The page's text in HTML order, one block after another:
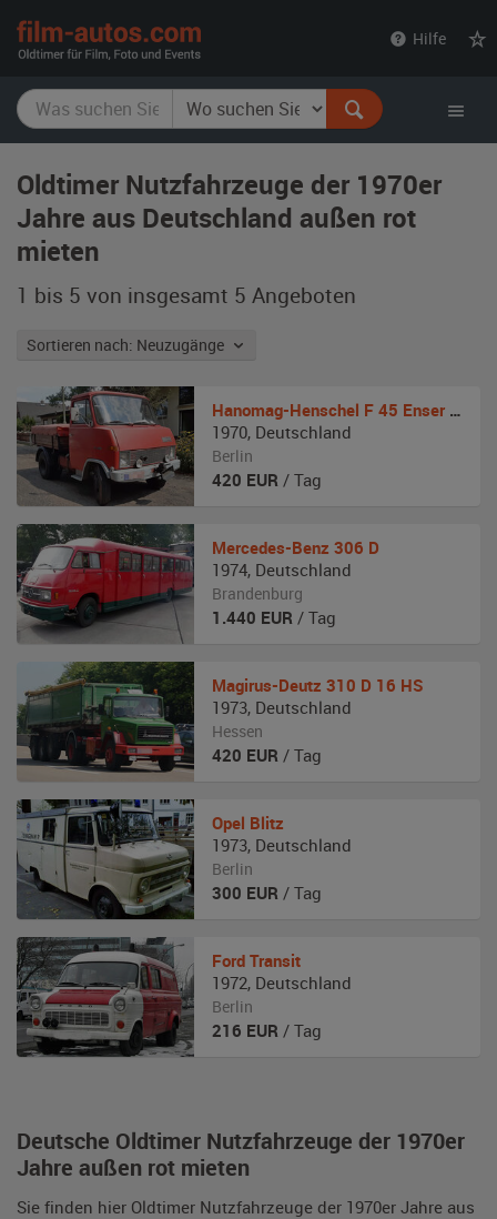
Hilfe
Oldtimer Nutzfahrzeuge der 1970er
Jahre aus Deutschland außen rot
mieten
1 bis 5 von insgesamt 5 Angeboten
Sortieren nach: Neuzugänge
Deutsche Oldtimer Nutzfahrzeuge der 1970er
Jahre außen rot mieten
Sie finden hier Oldtimer Nutzfahrzeuge der 1970er Jahre aus
Hanomag-Henschel F 45 Enser Zugmaschine
1970, Deutschland
Berlin
420 EUR / Tag
Mercedes-Benz 306 D
1974, Deutschland
Brandenburg
1.440 EUR / Tag
Magirus-Deutz 310 D 16 HS
1973, Deutschland
Hessen
420 EUR / Tag
Opel Blitz
1973, Deutschland
Berlin
300 EUR / Tag
Ford Transit
1972, Deutschland
Berlin
216 EUR / Tag